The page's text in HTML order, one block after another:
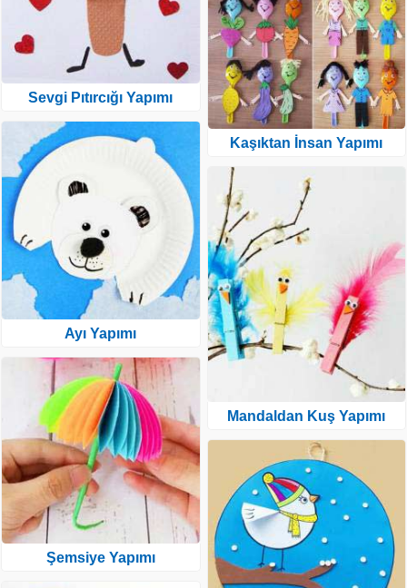
Sevgi Pıtırcığı Yapımı
Ayı Yapımı
Şemsiye Yapımı
Kaşıktan İnsan Yapımı
Mandaldan Kuş Yapımı